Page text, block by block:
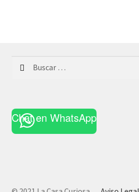
Chat en WhatsApp